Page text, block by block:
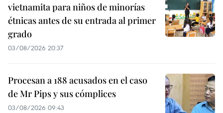
vietnamita para niños de minorías
étnicas antes de su entrada al primer
grado
03/08/2026 20:37
Procesan a 188 acusados en el caso
de Mr Pips y sus cómplices
03/08/2026 09:43